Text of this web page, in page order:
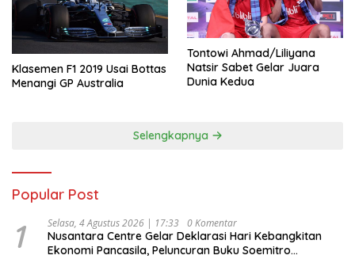
Klasemen F1 2019 Usai Bottas
Menangi GP Australia
Tontowi Ahmad/Liliyana
Natsir Sabet Gelar Juara
Dunia Kedua
Selengkapnya
Popular Post
1 Selasa, 4 Agustus 2026 | 17:33 0 Komentar
Nusantara Centre Gelar Deklarasi Hari Kebangkitan
Ekonomi Pancasila, Peluncuran Buku Soemitro